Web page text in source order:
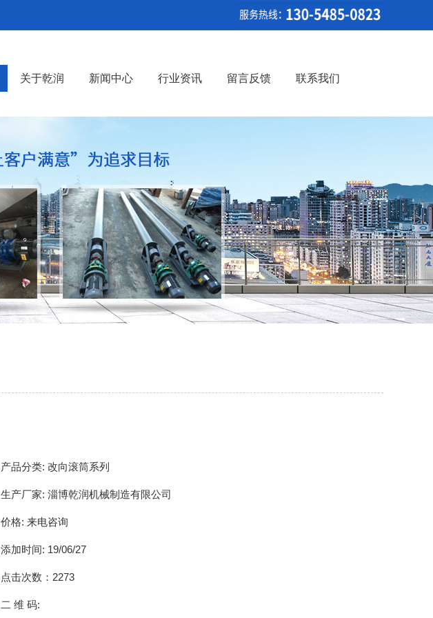
关于乾润 新闻中心 行业资讯 留言反馈 联系我们
产品分类: 改向滚筒系列
生产厂家: 淄博乾润机械制造有限公司
价格: 来电咨询
添加时间: 19/06/27
点击次数： 2273
二 维 码: